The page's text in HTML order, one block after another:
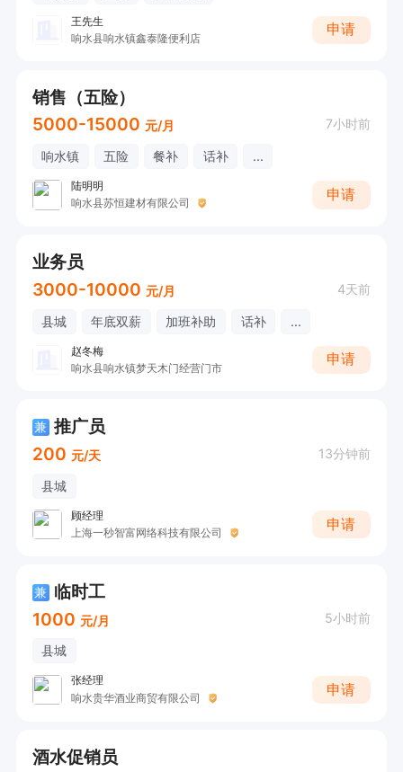
王先生
响水县响水镇鑫泰隆便利店
申请
销售（五险）
5000-15000 元/月 7小时前
响水镇 五险 餐补 话补 ...
陆明明
响水县苏恒建材有限公司
申请
业务员
3000-10000 元/月 4天前
县城 年底双薪 加班补助 话补 ...
赵冬梅
响水县响水镇梦天木门经营门市
申请
兼 推广员
200 元/天 13分钟前
县城
顾经理
上海一秒智富网络科技有限公司
申请
兼 临时工
1000 元/月 5小时前
县城
张经理
响水贵华酒业商贸有限公司
申请
酒水促销员